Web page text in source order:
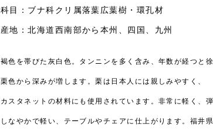
科目：ブナ科クリ属落葉広葉樹・環孔材
産地：北海道西南部から本州、四国、九州
褐色を帯びた灰白色。タンニンを多く含み、年数が経つと
栗色から深みが増します。栗は日本人には親しみやすく、
カスタネットの材料にも使用されています。非常に軽く、弾
しなやかで軽い、テーブルやチェアに仕上がります。福井